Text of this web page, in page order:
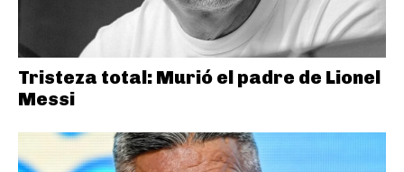
Tristeza total: Murió el padre de Lionel
Messi